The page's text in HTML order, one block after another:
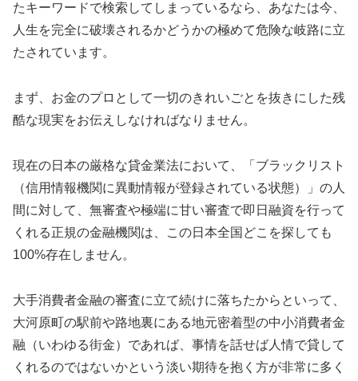
たキーワードで検索してしまっているなら、あなたは今、
人生を完全に破壊されるかどうかの極めて危険な岐路に立
たされています。
まず、お金のプロとして一切のきれいごとを抜きにした残
酷な現実をお伝えしなければなりません。
現在の日本の厳格な貸金業法において、「ブラックリスト
（信用情報機関に異動情報が登録されている状態）」の人
間に対して、無審査や極端に甘い審査で即日融資を行って
くれる正規の金融機関は、この日本全国どこを探しても
100%存在しません。
大手消費者金融の審査に立て続けに落ちたからといって、
大河原町の駅前や路地裏にある地元密着型の中小消費者金
融（いわゆる街金）であれば、事情を話せば人情で貸して
くれるのではないかという淡い期待を抱く方が非常に多く